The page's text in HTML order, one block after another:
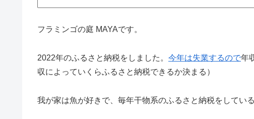
フラミンゴの庭 MAYAです。
2022年のふるさと納税をしました。 今年は失業するので年
収によっていくらふるさと納税できるか決まる）
我が家は魚が好きで、毎年干物系のふるさと納税をしてい